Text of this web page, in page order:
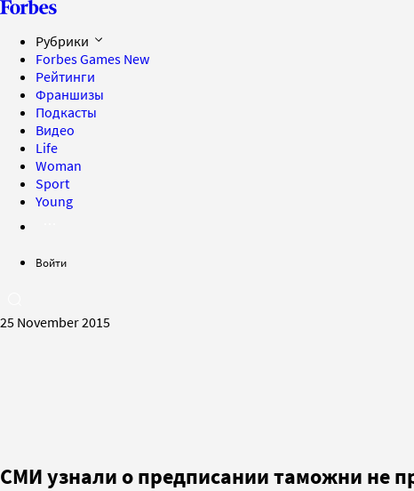
Рубрики
Forbes Games New
Рейтинги
Франшизы
Подкасты
Видео
Life
Woman
Sport
Young
Войти
25 November 2015
СМИ узнали о предписании таможни не